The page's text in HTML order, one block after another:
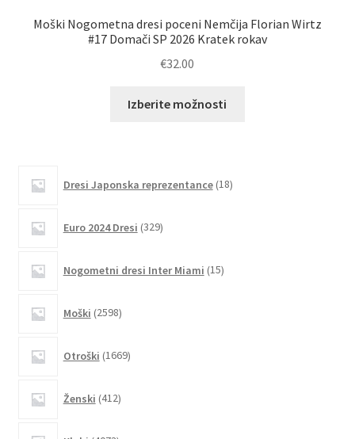
Moški Nogometna dresi poceni Nemčija Florian Wirtz
#17 Domači SP 2026 Kratek rokav
€32.00
Izberite možnosti
Dresi Japonska reprezentance 18izdelkov
Euro 2024 Dresi 329izdelkov
Nogometni dresi Inter Miami 15izdelkov
Moški 2598izdelkov
Otroški 1669izdelkov
Ženski 412izdelkov